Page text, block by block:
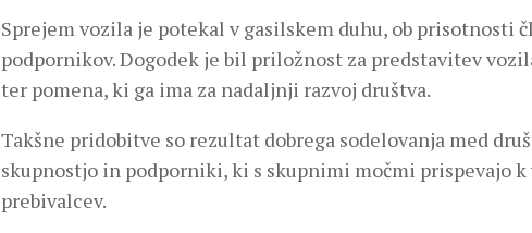
Sprejem vozila je potekal v gasilskem duhu, ob prisotnosti
podpornikov. Dogodek je bil priložnost za predstavitev
ter pomena, ki ga ima za nadaljnji razvoj društva.
Takšne pridobitve so rezultat dobrega sodelovanja med
skupnostjo in podporniki, ki s skupnimi močmi prispevajo
prebivalcev.